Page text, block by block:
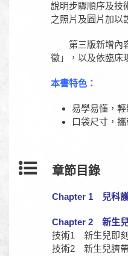
說明步驟順序及技
之照片及圖片加以
第三版新增內容
徵」，以及依臨床
本書特色：
易學易懂，輕
口袋尺寸，攜
章節目錄
Chapter 1 兒科
Chapter 2 新生
技術1 新生兒即
技術2 新生兒臍